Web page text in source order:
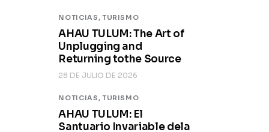
NOTICIAS, TURISMO
AHAU TULUM: The Art of
Unplugging and
Returning tothe Source
28 DE JULIO DE 2026
NOTICIAS, TURISMO
AHAU TULUM: El
Santuario Invariable dela